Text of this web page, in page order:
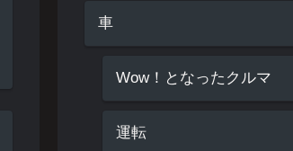
車
Wow！となったクルマ
運転